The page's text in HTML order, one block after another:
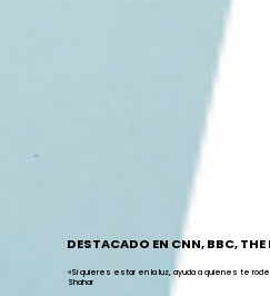
DESTACADO EN CNN, BBC,
«Si quieres estar en la luz, ayuda a quienes te
Shahar